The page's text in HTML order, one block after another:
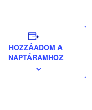
HOZZÁADOM A
NAPTÁRAMHOZ